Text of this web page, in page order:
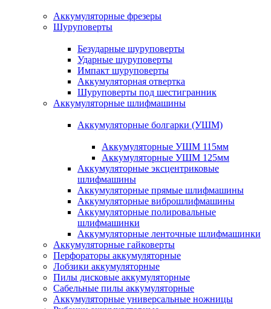
Аккумуляторные фрезеры
Шуруповерты
Безударные шуруповерты
Ударные шуруповерты
Импакт шуруповерты
Аккумуляторная отвертка
Шуруповерты под шестигранник
Аккумуляторные шлифмашины
Аккумуляторные болгарки (УШМ)
Аккумуляторные УШМ 115мм
Аккумуляторные УШМ 125мм
Аккумуляторные эксцентриковые
шлифмашины
Аккумуляторные прямые шлифмашины
Аккумуляторные виброшлифмашины
Аккумуляторные полировальные
шлифмашинки
Аккумуляторные ленточные шлифмашинки
Аккумуляторные гайковерты
Перфораторы аккумуляторные
Лобзики аккумуляторные
Пилы дисковые аккумуляторные
Сабельные пилы аккумуляторные
Аккумуляторные универсальные ножницы